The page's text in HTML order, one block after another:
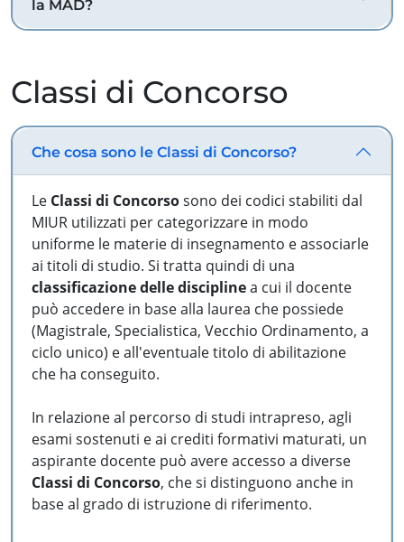
la MAD?
Classi di Concorso
Che cosa sono le Classi di Concorso?
Le Classi di Concorsosono dei codici stabiliti dal
MIUR utilizzati per categorizzare in modo
uniforme le materie di insegnamento e associarle
ai titoli di studio. Si tratta quindi di una
classificazione delle disciplinea cui il docente
può accedere in base alla laurea che possiede
(Magistrale, Specialistica, Vecchio Ordinamento, a
ciclo unico) e all'eventuale titolo di abilitazione
che ha conseguito.
In relazione al percorso di studi intrapreso, agli
esami sostenuti e ai crediti formativi maturati, un
aspirante docente può avere accesso a diverse
Classi di Concorso, che si distinguono anche in
base al grado di istruzione di riferimento.